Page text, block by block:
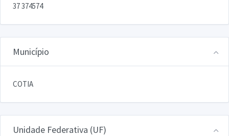
37 374574
Município
COTIA
Unidade Federativa (UF)